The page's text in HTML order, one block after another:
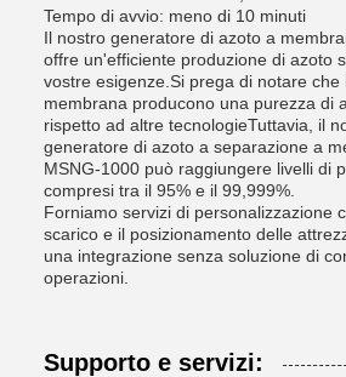
Tempo di avvio: meno di 10 minuti
Il nostro generatore di azoto a
offre un'efficiente produzione di azoto
vostre esigenze.Si prega di notare che
membrana producono una purezza di
rispetto ad altre tecnologieTuttavia, il
generatore di azoto a separazione a
MSNG-1000 può raggiungere livelli di
compresi tra il 95% e il 99,999%.
Forniamo servizi di personalizzazione
scarico e il posizionamento delle
una integrazione senza soluzione di
operazioni.
Supporto e servizi: